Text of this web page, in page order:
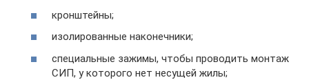
кронштейны;
изолированные наконечники;
специальные зажимы, чтобы проводить монтаж
СИП, у которого нет несущей жилы;